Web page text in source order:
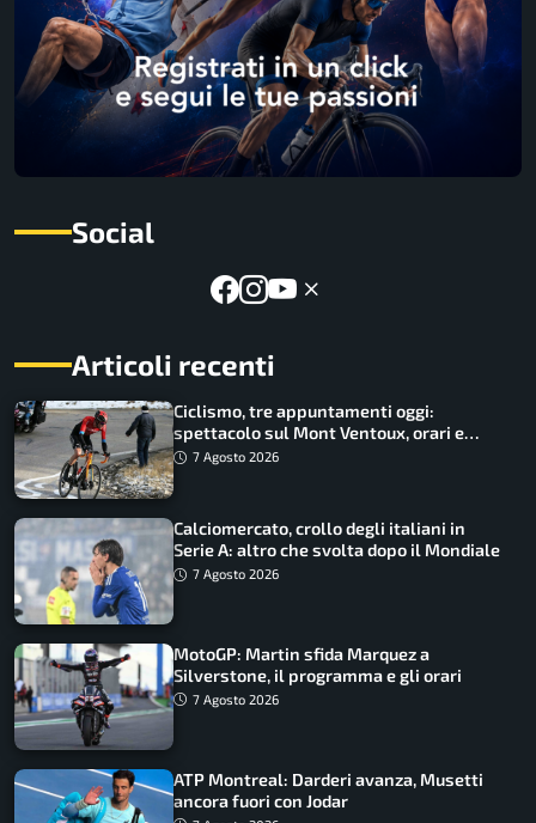
Social
Articoli recenti
Ciclismo, tre appuntamenti oggi:
spettacolo sul Mont Ventoux, orari e
come vederli
7 Agosto 2026
Calciomercato, crollo degli italiani in
Serie A: altro che svolta dopo il Mondiale
7 Agosto 2026
MotoGP: Martin sfida Marquez a
Silverstone, il programma e gli orari
7 Agosto 2026
ATP Montreal: Darderi avanza, Musetti
ancora fuori con Jodar